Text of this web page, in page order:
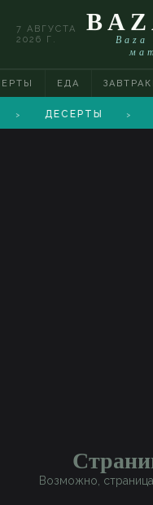
7 АВГУСТА
2026 Г.
Baza
ЕДА
> ДЕСЕРТЫ >
Возможно,